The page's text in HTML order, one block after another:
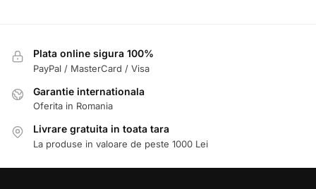
Plata online sigura 100%
PayPal / MasterCard / Visa
Garantie internationala
Oferita in Romania
Livrare gratuita in toata tara
La produse in valoare de peste 1000 Lei